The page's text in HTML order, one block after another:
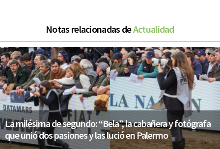
Notas relacionadas deActualidad
La milésima de segundo: “Bela”, la cabañera y fotógrafa
que unió dos pasiones y las lució en Palermo